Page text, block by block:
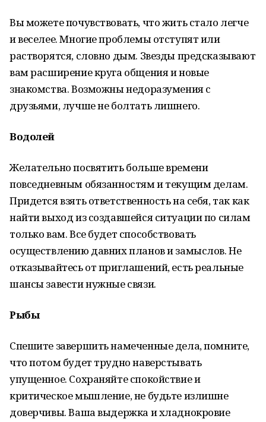
Вы можете почувствовать, что жить стало легче
и веселее. Многие проблемы отступят или
растворятся, словно дым. Звезды предсказывают
вам расширение круга общения и новые
знакомства. Возможны недоразумения с
друзьями, лучше не болтать лишнего.
Водолей
Желательно посвятить больше времени
повседневным обязанностям и текущим делам.
Придется взять ответственность на себя, так как
найти выход из создавшейся ситуации по силам
только вам. Все будет способствовать
осуществлению давних планов и замыслов. Не
отказывайтесь от приглашений, есть реальные
шансы завести нужные связи.
Рыбы
Спешите завершить намеченные дела, помните,
что потом будет трудно наверстывать
упущенное. Сохраняйте спокойствие и
критическое мышление, не будьте излишне
доверчивы. Ваша выдержка и хладнокровие